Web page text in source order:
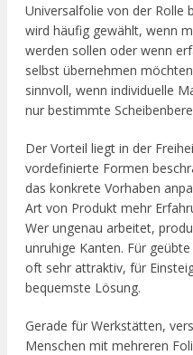
Universalfolie von der Rolle
wird häufig gewählt, wenn
werden sollen oder wenn
selbst übernehmen
sinnvoll, wenn individuelle
nur bestimmte
Der Vorteil liegt in der
vordefinierte Formen
das konkrete Vorhaben
Art von Produkt mehr
Wer ungenau arbeitet,
unruhige Kanten. Für
oft sehr attraktiv, für
bequemste Lösung.
Gerade für Werkstätten,
Menschen mit mehreren